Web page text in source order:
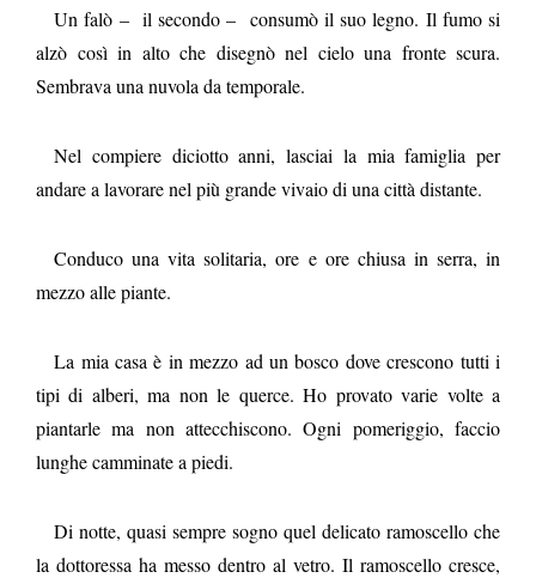
Un falò – il secondo – consumò il suo legno. Il fumo si
alzò così in alto che disegnò nel cielo una fronte scura.
Sembrava una nuvola da temporale.
Nel compiere diciotto anni, lasciai la mia famiglia per
andare a lavorare nel più grande vivaio di una città distante.
Conduco una vita solitaria, ore e ore chiusa in serra, in
mezzo alle piante.
La mia casa è in mezzo ad un bosco dove crescono tutti i
tipi di alberi, ma non le querce. Ho provato varie volte a
piantarle ma non attecchiscono. Ogni pomeriggio, faccio
lunghe camminate a piedi.
Di notte, quasi sempre sogno quel delicato ramoscello che
la dottoressa ha messo dentro al vetro. Il ramoscello cresce,